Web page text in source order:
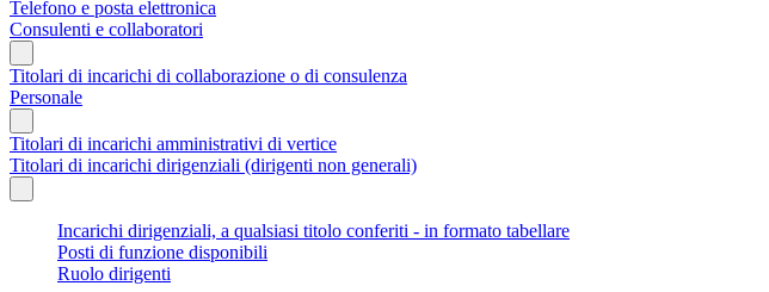
Telefono e posta elettronica
Consulenti e collaboratori
Titolari di incarichi di collaborazione o di consulenza
Personale
Titolari di incarichi amministrativi di vertice
Titolari di incarichi dirigenziali (dirigenti non generali)
Incarichi dirigenziali, a qualsiasi titolo conferiti - in formato tabellare
Posti di funzione disponibili
Ruolo dirigenti